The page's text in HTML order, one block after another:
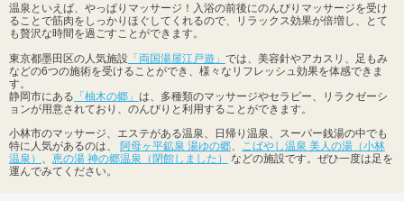
温泉といえば、やっぱりマッサージ！入浴の前後にのんびりマッサージを受け
ることで筋肉をしっかりほぐしてくれるので、リラックス効果が倍増し、とて
も贅沢な時間を過ごすことができます。
東京都墨田区の人気施設 「両国湯屋江戸遊」 では、美容針やアカスリ、足もみ
などの6つの施術を受けることができ、様々なリフレッシュ効果を体感できま
す。
静岡市にある 「柚木の郷」 は、多種類のマッサージやセラピー、リラクゼーシ
ョンが用意されており、のんびりと利用することができます。
小林市のマッサージ、エステがある温泉、日帰り温泉、スーパー銭湯の中でも
特に人気があるのは、 阿母ヶ平鉱泉 湯ゆの郷
こばやし温泉 美人の湯（小林
温泉）
恵の湯 神の郷温泉（閉館しました）
などの施設です。ぜひ一度は足を
運んでみてください。